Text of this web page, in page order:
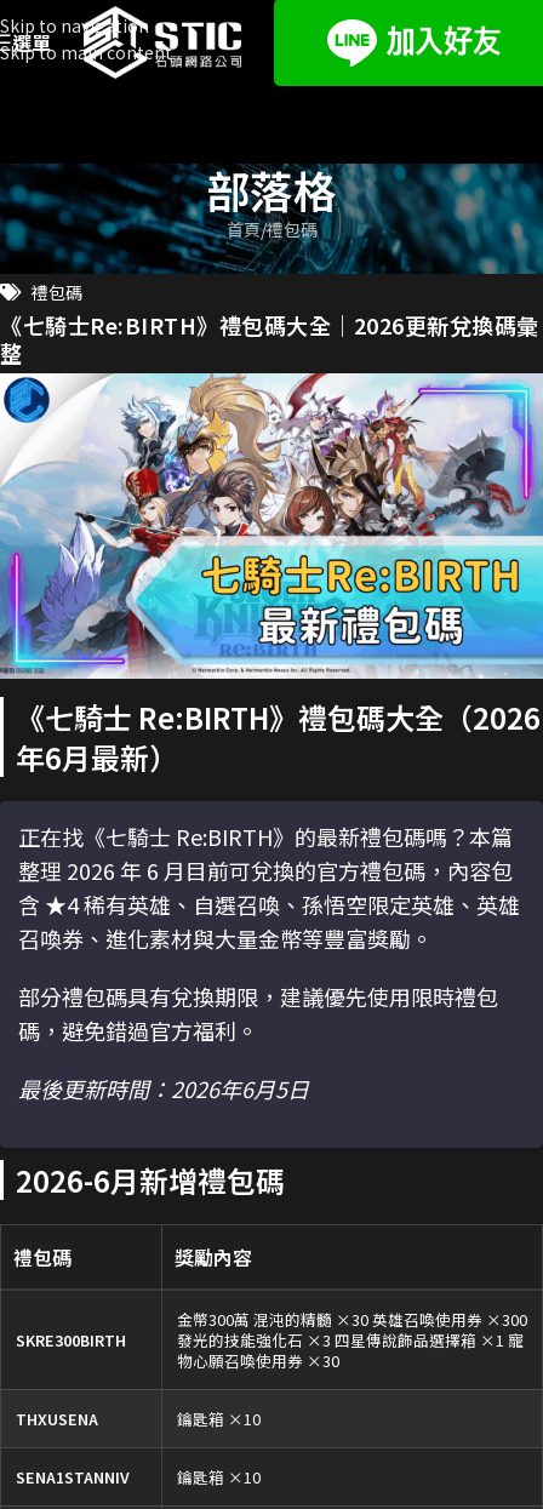
Skip to navigation
Skip to main content
選單
部落格
首頁 禮包碼
禮包碼
《七騎士Re:BIRTH》禮包碼大全｜2026更新兌換碼彙
整
《七騎士 Re:BIRTH》禮包碼大全（2026
年6月最新）
正在找《七騎士 Re:BIRTH》的最新禮包碼嗎？本篇
整理 2026 年 6 月目前可兌換的官方禮包碼，內容包
含 ★4 稀有英雄、自選召喚、孫悟空限定英雄、英雄
召喚券、進化素材與大量金幣等豐富獎勵。
部分禮包碼具有兌換期限，建議優先使用限時禮包
碼，避免錯過官方福利。
最後更新時間：2026年6月5日
2026-6月新增禮包碼
禮包碼 獎勵內容
SKRE300BIRTH
金幣300萬 混沌的精髓 ×30 英雄召喚使用券 ×300
發光的技能強化石 ×3 四星傳說飾品選擇箱 ×1 寵
物心願召喚使用券 ×30
THXUSENA 鑰匙箱 ×10
SENA1STANNIV 鑰匙箱 ×10